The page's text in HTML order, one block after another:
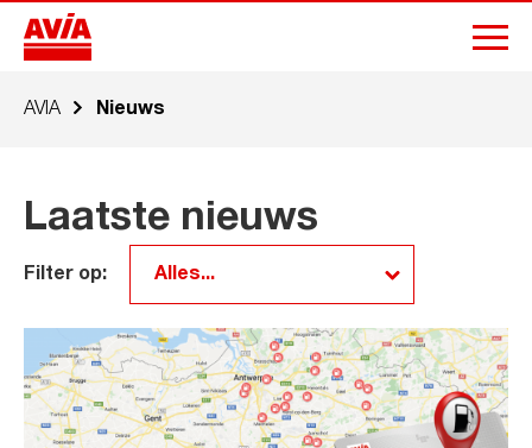
AVIA Nieuws
Laatste nieuws
Filter op: